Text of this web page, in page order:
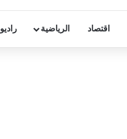
اقتصاد الرياضية راديو